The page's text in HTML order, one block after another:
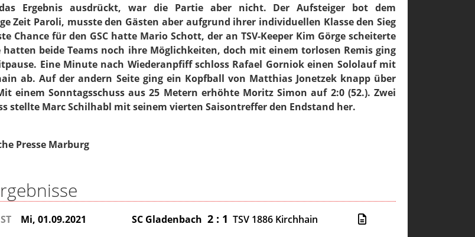
Ergebnis ausdrückt, war die Partie aber nicht. Der Aufsteiger bot dem
Zeit Paroli, musste den Gästen aber aufgrund ihrer individuellen Klasse den Sieg
Chance für den GSC hatte Mario Schott, der an TSV-Keeper Kim Görge scheiterte
hatten beide Teams noch ihre Möglichkeiten, doch mit einem torlosen Remis ging
Eine Minute nach Wiederanpfiff schloss Rafael Gorniok einen Sololauf mit
ab. Auf der andern Seite ging ein Kopfball von Matthias Jonetzek knapp über
einem Sonntagsschuss aus 25 Metern erhöhte Moritz Simon auf 2:0 (52.). Zwei
stellte Marc Schilhabl mit seinem vierten Saisontreffer den Endstand her.
Presse Marburg
Mi, 01.09.2021 SC Gladenbach 2 : 1 TSV 1886 Kirchhain